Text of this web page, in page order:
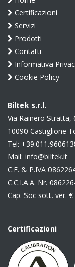
Certificazioni
Servizi
Prodotti
Contatti
Informativa
Cookie Policy
Biltek s.r.l.
Via Rainero Stratta,
10090 Castiglione
Tel:
Mail: info@biltek.it
C.F. & P.IVA
C.C.I.A.A. Nr.
Cap. Soc sott. ver. €
Certificazioni